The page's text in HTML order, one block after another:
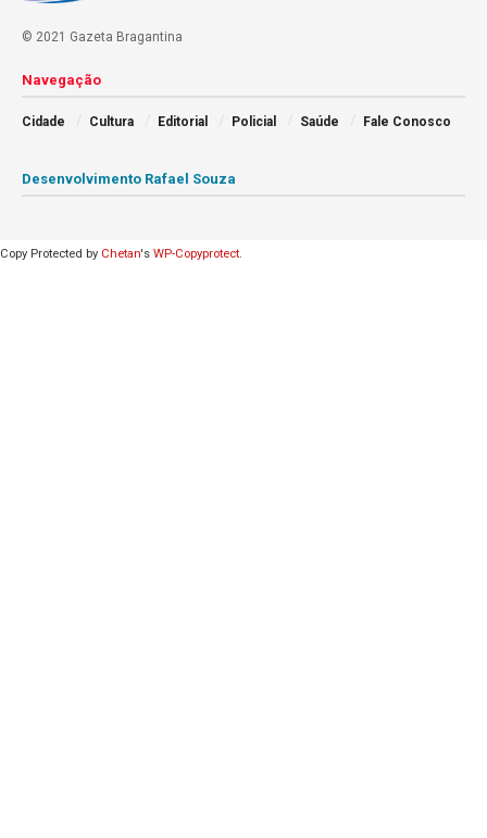
© 2021 Gazeta Bragantina
Navegação
Cidade Cultura Editorial Policial Saúde Fale Conosco
Desenvolvimento Rafael Souza
Copy Protected by Chetan's WP-Copyprotect.